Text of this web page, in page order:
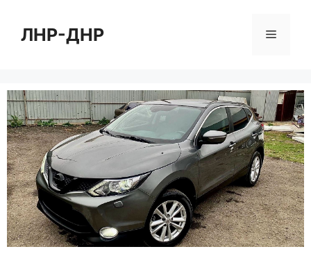
содержимому
ЛНР-ДНР Меню